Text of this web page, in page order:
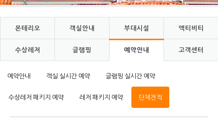
몬테리오 객실안내 부대시설 액티비티
수상레저 글램핑 예약안내 고객센터
예약안내 객실 실시간 예약 글램핑 실시간 예약
수상레저 패키지 예약 레저 패키지 예약 단체견적